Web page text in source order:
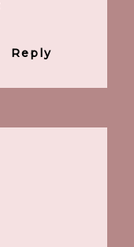
Reply